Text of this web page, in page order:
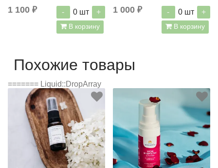
1 100 ₽ - 0 шт +
В корзину
1 000 ₽ - 0 шт +
В корзину
Похожие товары
======= Liquid::DropArray